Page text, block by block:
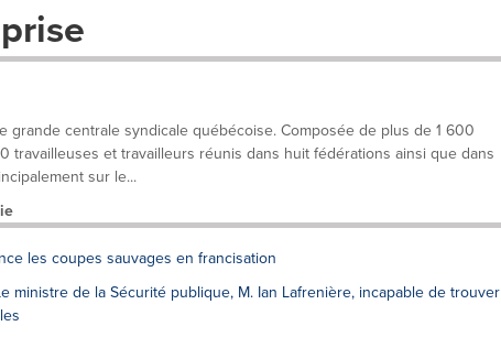
grande centrale syndicale québécoise. Composée de plus de 1 600
travailleuses et travailleurs réunis dans huit fédérations ainsi que dans
sur le...
les coupes sauvages en francisation
ministre de la Sécurité publique, M. Ian Lafrenière, incapable de trouver